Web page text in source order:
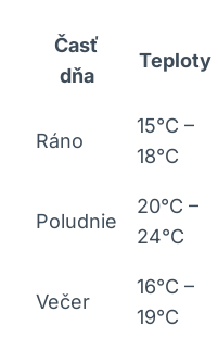
Časť
dňa
Teploty
Ráno
15°C –
18°C
Poludnie
20°C –
24°C
Večer
16°C –
19°C